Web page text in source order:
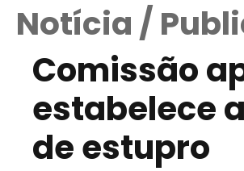
Notícia /
Comissão
estabelece
de estupro